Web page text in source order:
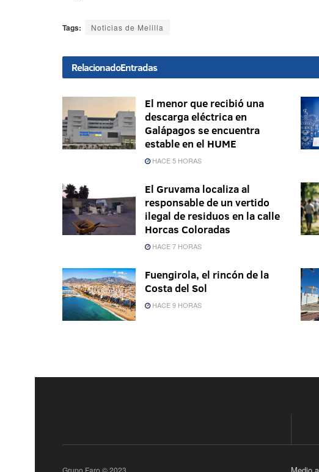
Tags: Noticias de Melilla
RelacionadoEntradas
El menor que recibió una
descarga eléctrica en
Galápagos se encuentra
estable en el HUME
HACE 5 HORAS
El Gruvama localiza al
responsable de un vertido
ilegal de residuos en la calle
Horcas Coloradas
HACE 7 HORAS
Fuengirola, el rincón de la
Costa del Sol
HACE 9 HORAS